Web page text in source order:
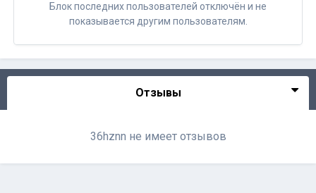
Блок последних пользователей отключён и не
показывается другим пользователям.
Отзывы
36hznn не имеет отзывов